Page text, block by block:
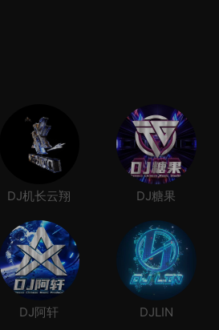
DJ机长云翔 DJ糖果
DJ阿轩 DJLIN